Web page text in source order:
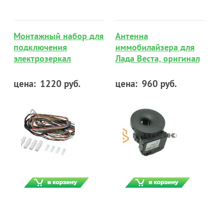
Монтажный набор для
подключения
электрозеркал
цена: 1220 руб.
Антенна
иммобилайзера для
Лада Веста, оригинал
цена: 960 руб.